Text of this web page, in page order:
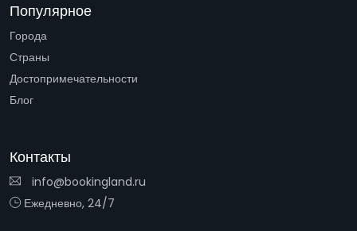
Популярное
Города
Страны
Достопримечательности
Блог
Контакты
info@bookingland.ru
Ежедневно, 24/7